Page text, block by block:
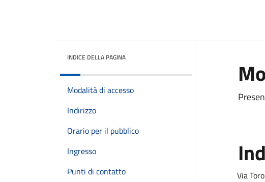
INDICE DELLA PAGINA
Modalità di accesso
Indirizzo
Orario per il pubblico
Ingresso
Punti di contatto
Via